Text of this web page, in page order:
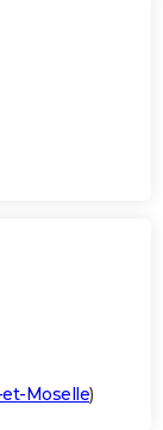
Moselle)